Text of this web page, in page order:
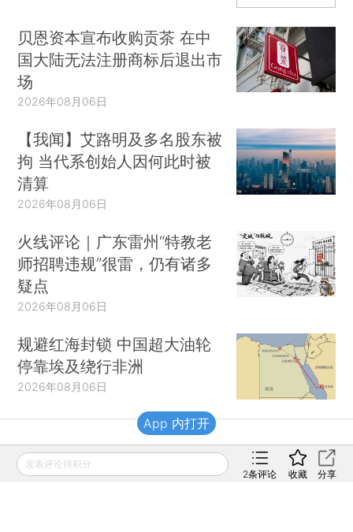
贝恩资本宣布收购贡茶 在中
国大陆无法注册商标后退出市
场
2026年08月06日
【我闻】艾路明及多名股东被
拘 当代系创始人因何此时被
清算
2026年08月06日
火线评论｜广东雷州“特教老
师招聘违规”很雷，仍有诸多
疑点
2026年08月06日
规避红海封锁 中国超大油轮
停靠埃及绕行非洲
2026年08月06日
财新移动
发表评论得积分
2条评论 收藏 分享
App 内打开